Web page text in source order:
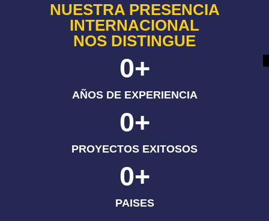
NUESTRA PRESENCIA
INTERNACIONAL
NOS DISTINGUE
AÑOS DE EXPERIENCIA
0+
PROYECTOS EXITOSOS
0+
PAISES
0+